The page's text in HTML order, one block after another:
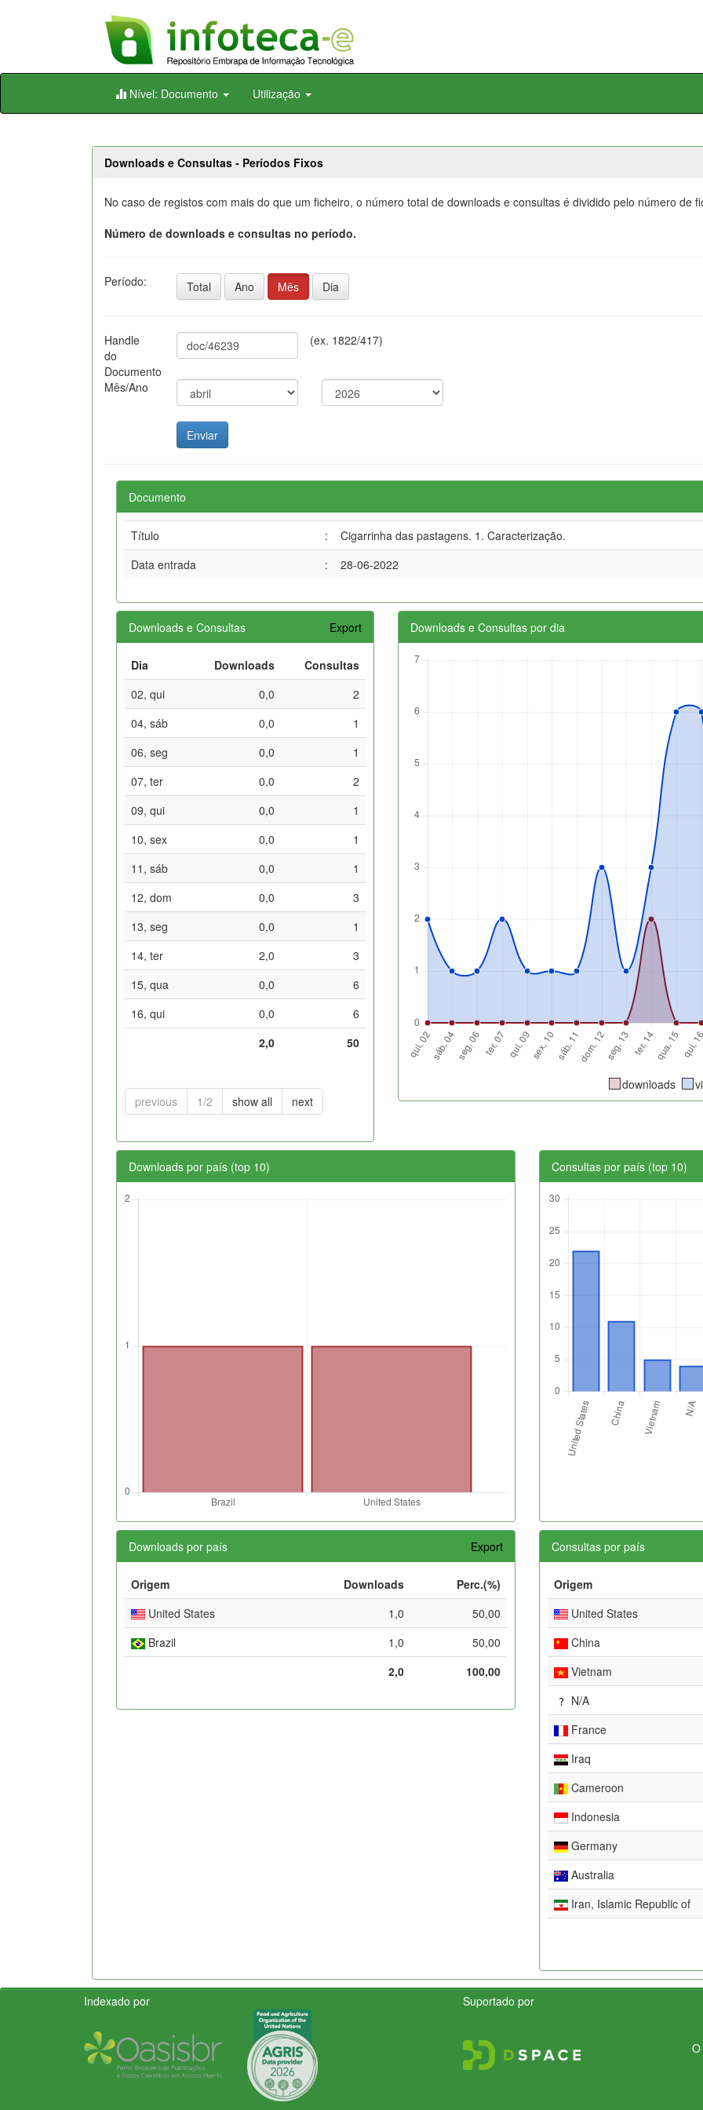
Skip
Nível: Documento Utilização
Downloads e Consultas - Períodos Fixos
No caso de registos com mais do que um ficheiro, o número total de downloads e consultas é dividido pelo número de
Número de downloads e consultas no período.
Período: Total Ano Mês Dia
Handle
do
Documento
(ex. 1822/417)
Mês/Ano
Documento
Título :
Cigarrinha das pastagens. 1. Caracterização.
Data entrada
: 28-06-2022
Downloads e Consultas Export
Dia Downloads
Consultas
02, qui
0,0
2
04, sáb
0,0
1
06, seg
0,0
1
07, ter
0,0
2
09, qui
0,0
1
10, sex
0,0
1
11, sáb
0,0
1
12, dom
0,0
3
13, seg
0,0
1
14, ter
2,0
3
15, qua
0,0
6
16, qui
0,0
6
2,0
50
previous 1/2 show all next
Downloads e Consultas por dia
downloads
Downloads por país (top 10) Consultas por país (top 10)
Downloads por país Export
Origem Downloads
Perc.(%)
United States
1,0
50,00
Brazil
1,0
50,00
2,0
100,00
Consultas por país
Origem
United States
China
Vietnam
N/A
France
Iraq
Cameroon
Indonesia
Germany
Australia
Iran, Islamic Republic of
Indexado por Suportado por